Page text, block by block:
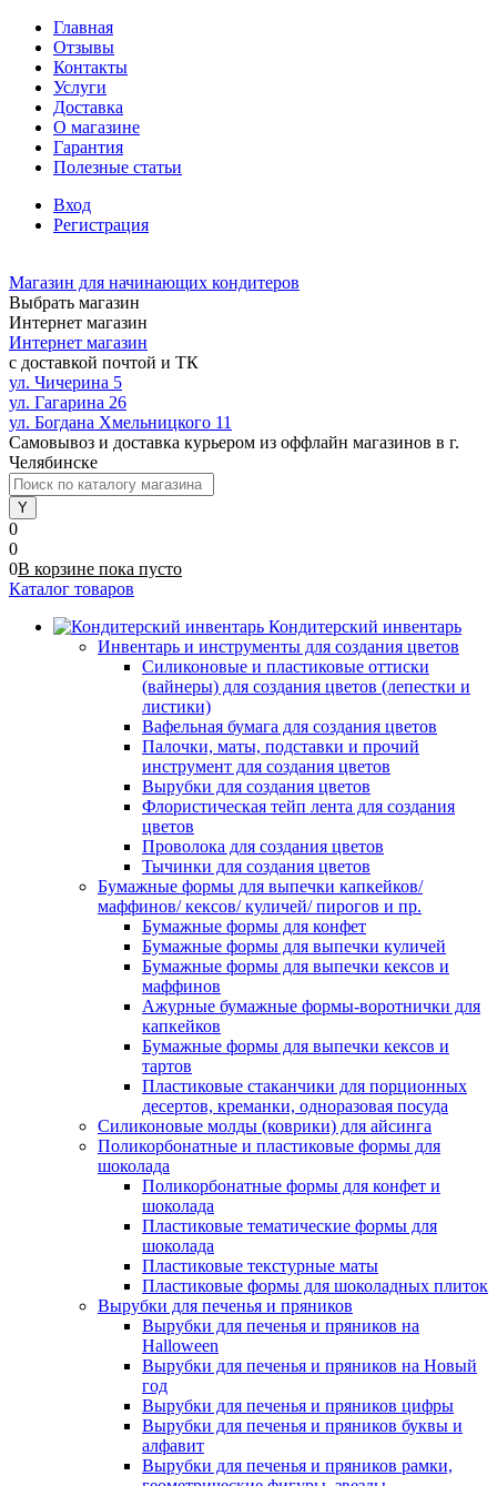
Главная
Отзывы
Контакты
Услуги
Доставка
О магазине
Гарантия
Полезные статьи
Вход
Регистрация
Магазин для начинающих кондитеров
Выбрать магазин
Интернет магазин
Интернет магазин
с доставкой почтой и ТК
ул. Чичерина 5
ул. Гагарина 26
ул. Богдана Хмельницкого 11
Самовывоз и доставка курьером из оффлайн магазинов в г.
Челябинске
0
0
0В корзине пока пусто
Каталог товаров
Кондитерский инвентарь
Инвентарь и инструменты для создания цветов
Силиконовые и пластиковые оттиски
(вайнеры) для создания цветов (лепестки и
листики)
Вафельная бумага для создания цветов
Палочки, маты, подставки и прочий
инструмент для создания цветов
Вырубки для создания цветов
Флористическая тейп лента для создания
цветов
Проволока для создания цветов
Тычинки для создания цветов
Бумажные формы для выпечки капкейков/
маффинов/ кексов/ куличей/ пирогов и пр.
Бумажные формы для конфет
Бумажные формы для выпечки куличей
Бумажные формы для выпечки кексов и
маффинов
Ажурные бумажные формы-воротнички для
капкейков
Бумажные формы для выпечки кексов и
тартов
Пластиковые стаканчики для порционных
десертов, креманки, одноразовая посуда
Силиконовые молды (коврики) для айсинга
Поликорбонатные и пластиковые формы для
шоколада
Поликорбонатные формы для конфет и
шоколада
Пластиковые тематические формы для
шоколада
Пластиковые текстурные маты
Пластиковые формы для шоколадных плиток
Вырубки для печенья и пряников
Вырубки для печенья и пряников на
Halloween
Вырубки для печенья и пряников на Новый
год
Вырубки для печенья и пряников цифры
Вырубки для печенья и пряников буквы и
алфавит
Вырубки для печенья и пряников рамки,